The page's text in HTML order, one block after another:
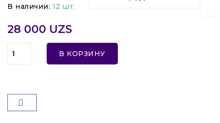
В наличии: 12 шт.
28 000 UZS
В КОРЗИНУ